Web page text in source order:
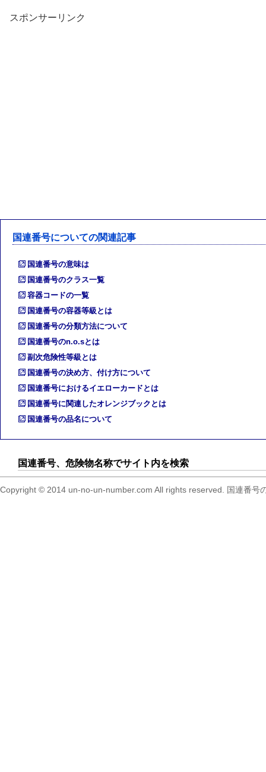
スポンサーリンク
国連番号についての関連記事
国連番号の意味は
国連番号のクラス一覧
容器コードの一覧
国連番号の容器等級とは
国連番号の分類方法について
国連番号のn.o.sとは
副次危険性等級とは
国連番号の決め方、付け方について
国連番号におけるイエローカードとは
国連番号に関連したオレンジブックとは
国連番号の品名について
国連番号、危険物名称でサイト内を検索
Copyright © 2014 un-no-un-number.com All rights reserved. 国連番号